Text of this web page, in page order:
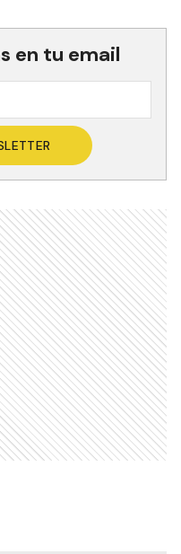
en tu email